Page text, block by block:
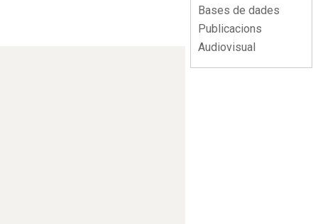
Bases de dades
Publicacions
Audiovisual